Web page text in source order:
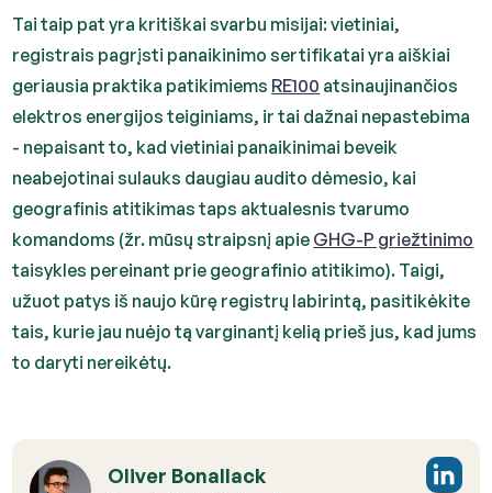
Tai taip pat yra kritiškai svarbu misijai: vietiniai,
registrais pagrįsti panaikinimo sertifikatai yra aiškiai
geriausia praktika patikimiems RE100 atsinaujinančios
elektros energijos teiginiams, ir tai dažnai nepastebima
- nepaisant to, kad vietiniai panaikinimai beveik
neabejotinai sulauks daugiau audito dėmesio, kai
geografinis atitikimas taps aktualesnis tvarumo
komandoms (žr. mūsų straipsnį apie GHG-P griežtinimo
taisykles pereinant prie geografinio atitikimo). Taigi,
užuot patys iš naujo kūrę registrų labirintą, pasitikėkite
tais, kurie jau nuėjo tą varginantį kelią prieš jus, kad jums
to daryti nereikėtų.
Oliver Bonallack